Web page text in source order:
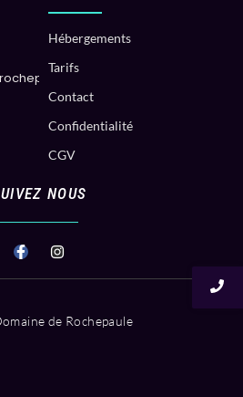
Hébergements
Tarifs
Contact
Confidentialité
CGV
NOUS
de Rochepaule